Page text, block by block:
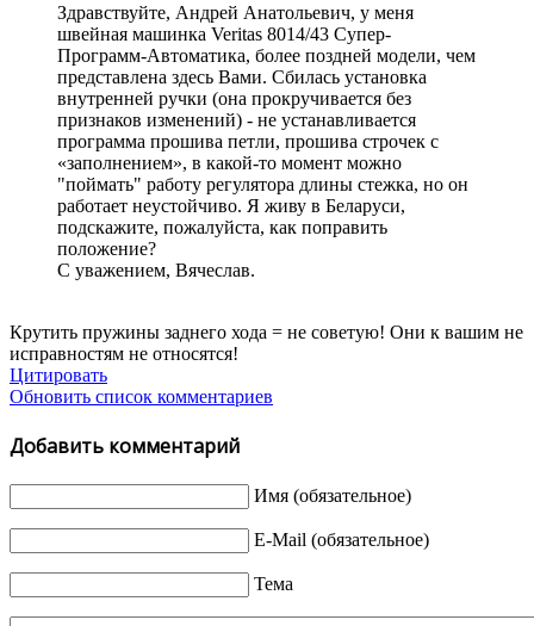
Здравствуйте, Андрей Анатольевич, у меня
швейная машинка Veritas 8014/43 Супер-
Программ-Автоматика, более поздней модели, чем
представлена здесь Вами. Сбилась установка
внутренней ручки (она прокручивается без
признаков изменений) - не устанавливается
программа прошива петли, прошива строчек с
«заполнением», в какой-то момент можно
"поймать" работу регулятора длины стежка, но он
работает неустойчиво. Я живу в Беларуси,
подскажите, пожалуйста, как поправить
положение?
С уважением, Вячеслав.
Крутить пружины заднего хода = не советую! Они к вашим не
исправностям не относятся!
Цитировать
Обновить список комментариев
Добавить комментарий
Имя (обязательное)
E-Mail (обязательное)
Тема